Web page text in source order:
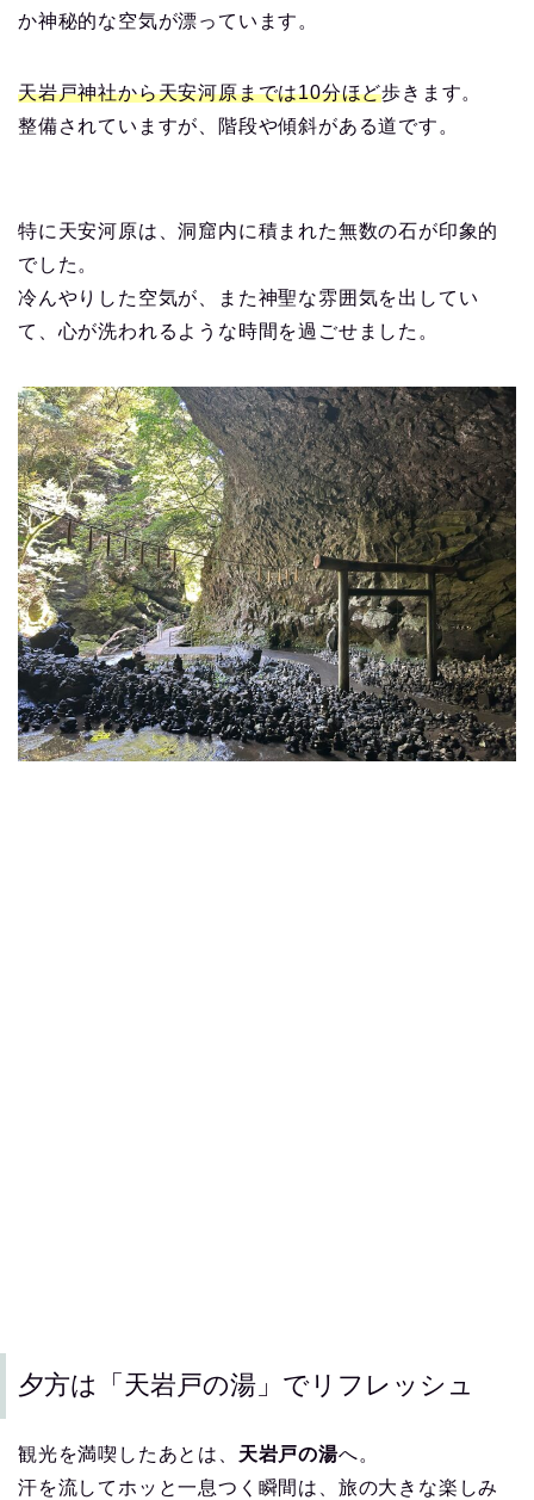
か神秘的な空気が漂っています。
天岩戸神社から天安河原までは10分ほど歩きます。
整備されていますが、階段や傾斜がある道です。
特に天安河原は、洞窟内に積まれた無数の石が印象的
でした。
冷んやりした空気が、また神聖な雰囲気を出してい
て、心が洗われるような時間を過ごせました。
夕方は「天岩戸の湯」でリフレッシュ
観光を満喫したあとは、 天岩戸の湯へ。
汗を流してホッと一息つく瞬間は、旅の大きな楽しみ